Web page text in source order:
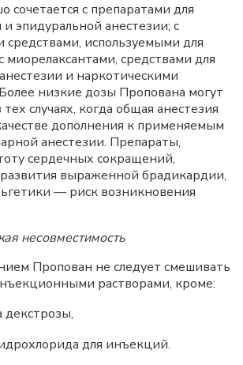
сочетается с препаратами для
эпидуральной анестезии; с
средствами, используемыми для
средствами для
и наркотическими
низкие дозы Пропована могут
случаях, когда общая анестезия
дополнения к применяемым
анестезии. Препараты,
сердечных сокращений,
выраженной брадикардии,
— риск возникновения
несовместимость
Пропован не следует смешивать
растворами, кроме:
декстрозы,
для инъекций.